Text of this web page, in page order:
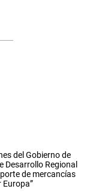
del Gobierno de
Desarrollo Regional
de mercancías
Europa”